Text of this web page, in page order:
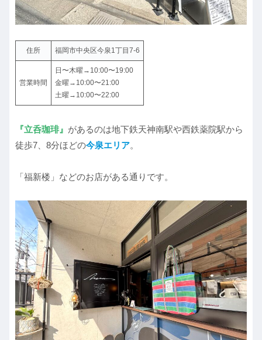
住所 福岡市中央区今泉1丁目7-6
営業時間
日〜木曜→10:00〜19:00
金曜→10:00〜21:00
土曜→10:00〜22:00
『立呑珈琲』 があるのは地下鉄天神南駅や西鉄薬院駅から
徒歩7、8分ほどの今泉エリア。
「福新楼」などのお店がある通りです。